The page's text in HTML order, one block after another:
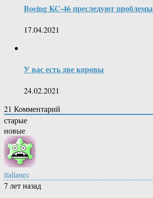
Boeing KC-46 преследуют проблемы
17.04.2021
У вас есть две коровы
24.02.2021
21 Комментарий
старые
новые
italianec
7 лет назад